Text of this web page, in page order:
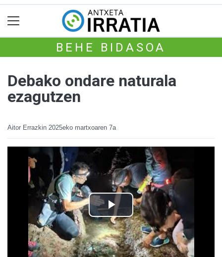
BEHE BIDASOA
Debako ondare naturala
ezagutzen
Aitor Errazkin 2025eko martxoaren 7a